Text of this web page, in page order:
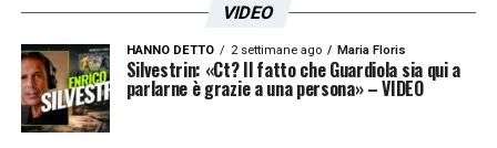
VIDEO
HANNO DETTO 2 settimane ago Maria Floris
Silvestrin: «Ct? Il fatto che Guardiola sia qui a
parlarne è grazie a una persona» – VIDEO